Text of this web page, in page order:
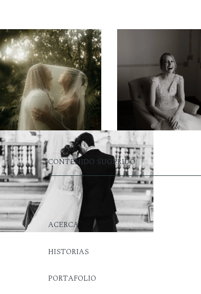
CONTENIDO SUGERIDO:
ACERCA
HISTORIAS
PORTAFOLIO